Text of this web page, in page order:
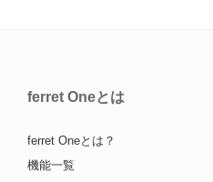
ferret Oneとは
ferret Oneとは？
機能一覧